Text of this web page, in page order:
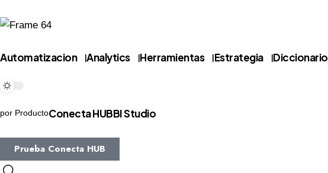
Automatizacion Analytics Herramientas Estrategia Diccionario
por ProductoConecta HUBBI Studio
Prueba Conecta HUB